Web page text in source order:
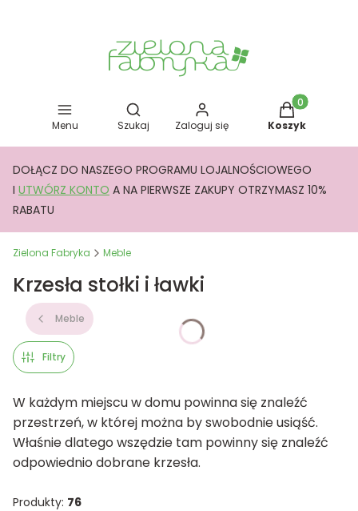
Menu
Otwórz wyszukiwarkę
Szukaj Zaloguj się
Produkty w
Koszyk
DOŁĄCZ DO NASZEGO PROGRAMU LOJALNOŚCIOWEGO
I UTWÓRZ KONTO A NA PIERWSZE ZAKUPY OTRZYMASZ 10%
RABATU
Zielona Fabryka Meble
Krzesła stołki i ławki
Meble
Filtry
W każdym miejscu w domu powinna się znaleźć
przestrzeń, w której można by swobodnie usiąść.
Właśnie dlatego wszędzie tam powinny się znaleźć
odpowiednio dobrane krzesła.
Produkty: 76